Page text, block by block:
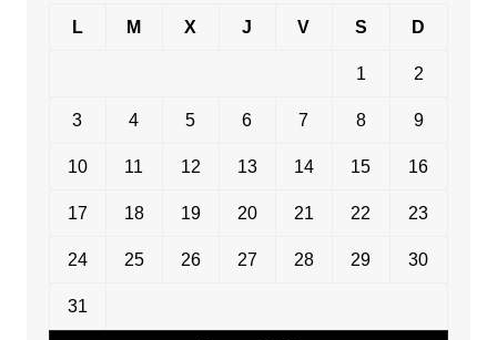
L M X J V S D
1 2
3 4 5 6 7 8 9
10 11 12 13 14 15 16
17 18 19 20 21 22 23
24 25 26 27 28 29 30
31